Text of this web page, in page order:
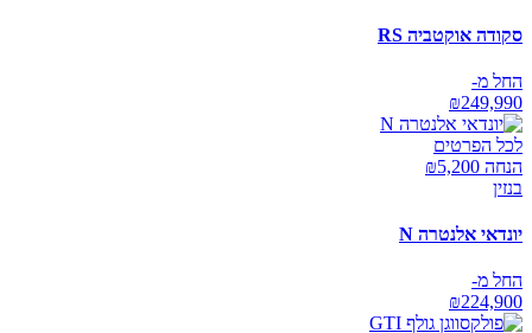
סקודה אוקטביה RS
החל מ-
₪249,990
לכל הפרטים
הנחה ₪ 5,200
בנזין
יונדאי אלנטרה N
החל מ-
₪224,900